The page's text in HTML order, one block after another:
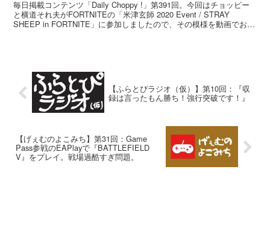
毎日掲載コンテンツ「Daily Choppy !」第391回。今回はチョッピー
と横道それ夫がFORTNITEの「米津玄師 2020 Event / STRAY
SHEEP in FORTNITE」に参加しましたので、その模様を動画でお伝
【ふらとぴラジオ（仮）】第10回：『収
録は言ったもん勝ち！強行突破です！』
【げぇむのよこみち】第31回：Game
Pass参戦のEAPlayで『BATTLEFIELD
V』をプレイ。戦場過酷すぎ問題。